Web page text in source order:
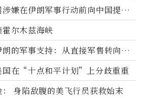
涉嫌在伊朗军事行动前向中国提供
卫星图像
尔木兹海峡
朗的军事支持：从直接军售转向间
让
国在“十点和平计划”上分歧重重
： 身陷敌腹的美飞行员获救始末